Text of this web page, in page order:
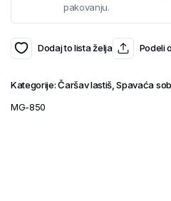
pakovanju.
Dodaj to lista želja Podeli
Kategorije:Čaršav lastiš ,Spavaća
MG-850